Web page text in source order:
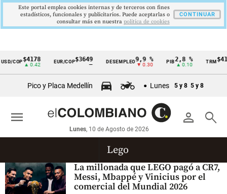
Cintillo
económicos
Colombia
COP$4178
▲ 0.42
EUR/COP$3649
—
DESEMPLEO9,9 %
▼ 0.30
PIB 2,8 %
▲ 0.10
TRM
Pico y Placa Medellín Lunes 5 y 8 5 y 8
person search
Lunes, 10 de Agosto de 2026
menu
Lego
La millonada que LEGO pagó a CR7,
Messi, Mbappé y Vinicius por el
comercial del Mundial 2026
Este portal emplea cookies internas y de terceros con fines
estadísticos, funcionales y publicitarios. Puede aceptarlas o
consultar más en nuestra politica de cookies
CONTINUAR